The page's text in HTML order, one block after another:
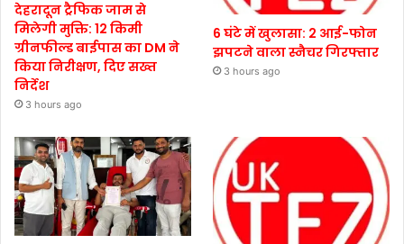
देहरादून ट्रैफिक जाम से
मिलेगी मुक्ति: 12 किमी
ग्रीनफील्ड बाईपास का DM ने
किया निरीक्षण, दिए सख्त
निर्देश
3 hours ago
6 घंटे में खुलासा: 2 आई-फोन
झपटने वाला स्नैचर गिरफ्तार
3 hours ago